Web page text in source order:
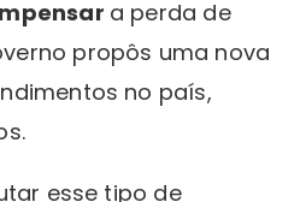
a perda de
propôs uma nova
no país,
esse tipo de